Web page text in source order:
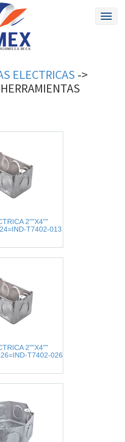
ELECTRICAS ->
HERRAMIENTAS
2""X4""
T7402-013
2""X4""
T7402-026